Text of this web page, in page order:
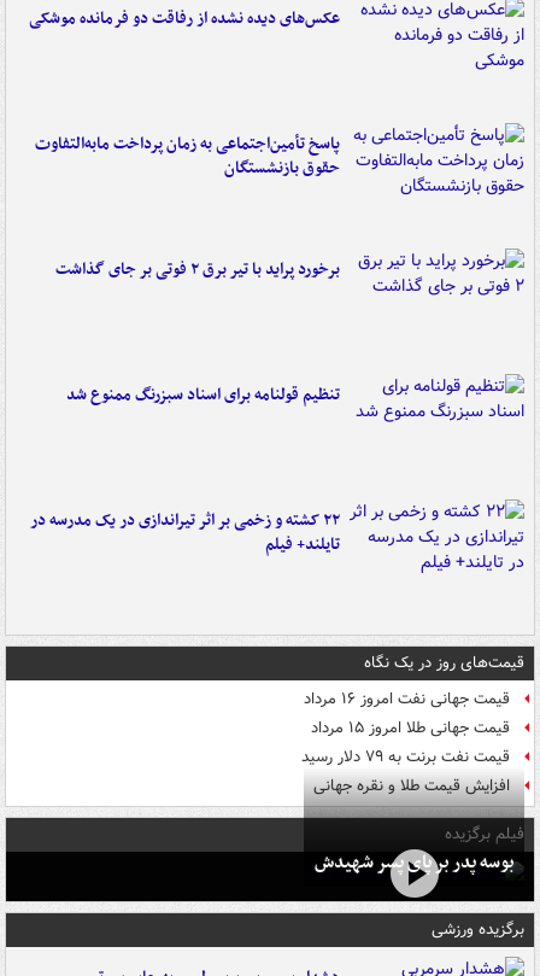
عکس‌های دیده نشده از رفاقت دو فرمانده‌ موشکی
پاسخ تأمین‌اجتماعی به زمان پرداخت مابه‌التفاوت
حقوق بازنشستگان
برخورد پراید با تیر برق ۲ فوتی بر جای گذاشت
تنظیم قولنامه برای اسناد سبزرنگ ممنوع شد
۲۲ کشته و زخمی بر اثر تیراندازی در یک مدرسه در
تایلند+ فیلم
قیمت‌های روز در یک نگاه
قیمت جهانی نفت امروز ۱۶ مرداد
قیمت جهانی طلا امروز ۱۵ مرداد
قیمت نفت برنت به ۷۹ دلار رسید
افزایش قیمت طلا و نقره جهانی
فیلم برگزیده
بوسه‌ پدر بر پای پسر شهیدش
برگزیده ورزشی